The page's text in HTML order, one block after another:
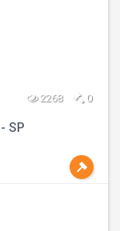
2268 0
SP